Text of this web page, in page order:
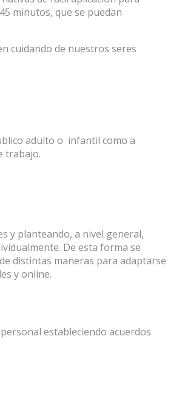
minutos, que se puedan
cuidando de nuestros seres
adulto o infantil como a
trabajo.
y planteando, a nivel general,
De esta forma se
distintas maneras para adaptarse
y online.
estableciendo acuerdos